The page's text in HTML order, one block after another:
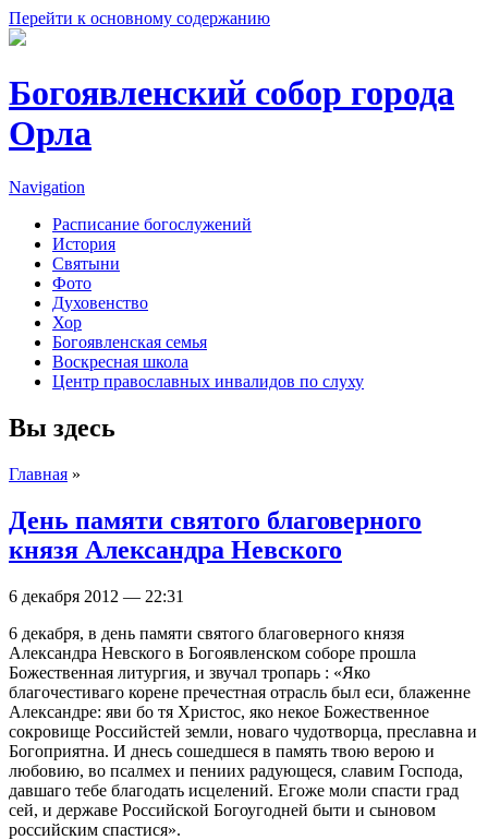
Перейти к основному содержанию
Богоявленский собор города
Орла
Navigation
Расписание богослужений
История
Святыни
Фото
Духовенство
Хор
Богоявленская семья
Воскресная школа
Центр православных инвалидов по слуху
Вы здесь
Главная »
День памяти святого благоверного
князя Александра Невского
6 декабря 2012 — 22:31
6 декабря, в день памяти святого благоверного князя
Александра Невского в Богоявленском соборе прошла
Божественная литургия, и звучал тропарь : «Яко
благочестиваго корене пречестная отрасль был еси, блаженне
Александре: яви бо тя Христос, яко некое Божественное
сокровище Российстей земли, новаго чудотворца, преславна и
Богоприятна. И днесь сошедшеся в память твою верою и
любовию, во псалмех и пениих радующеся, славим Господа,
давшаго тебе благодать исцелений. Егоже моли спасти град
сей, и державе Российской Богоугодней быти и сыновом
российским спастися».